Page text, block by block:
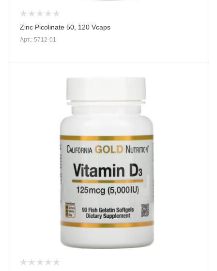
Zinc Picolinate 50, 120 Vcaps
Арт.: 5712-01